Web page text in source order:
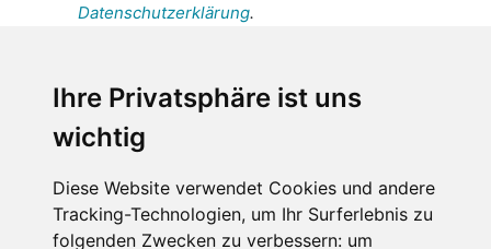
Ihre Privatsphäre ist uns
wichtig
Diese Website verwendet Cookies und andere
Tracking-Technologien, um Ihr Surferlebnis zu
folgenden Zwecken zu verbessern: um
Datenschutzerklärung.
personenbezogenen Daten an den
Empfänger dieser Nachricht weitergeleitet
werden dürfen. Weitere Informationen und
Widerrufshinweise findest Du in der
Datenschutzerklärung.